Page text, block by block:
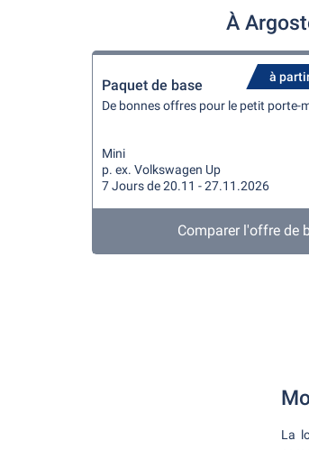
À
à
Paquet de base
De bonnes offres pour le petit porte-
Mini
p. ex. Volkswagen Up
7 Jours de 20.11 - 27.11.2026
Comparer l'offre de
La